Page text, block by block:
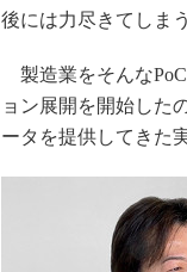
後には力尽きてしま
製造業をそんな
ョン展開を開始した
ータを提供してきた